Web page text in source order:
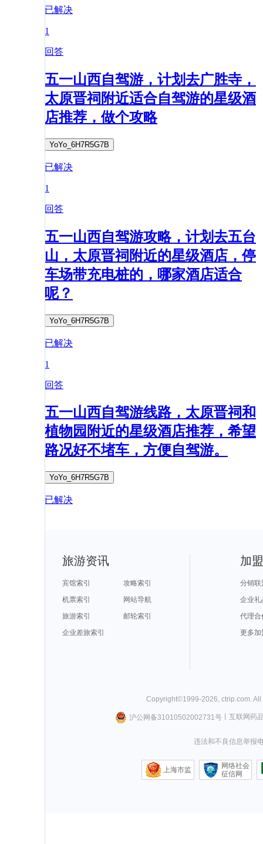
已解决
1
回答
五一山西自驾游，计划去广胜寺，
太原晋祠附近适合自驾游的星级酒
店推荐，做个攻略
YoYo_6H7R5G7B
已解决
1
回答
五一山西自驾游攻略，计划去五台
山，太原晋祠附近的星级酒店，停
车场带充电桩的，哪家酒店适合
呢？
YoYo_6H7R5G7B
已解决
1
回答
五一山西自驾游线路，太原晋祠和
植物园附近的星级酒店推荐，希望
路况好不堵车，方便自驾游。
YoYo_6H7R5G7B
已解决
旅游资讯
宾馆索引
攻略索引
机票索引
网站导航
旅游索引
邮轮索引
企业差旅索引
加
分销联
企业礼
代理合
更多加
Copyright©1999-2026, ctrip.com.
沪公网备31010502002731号丨 互联网药
违法和不良信息举报
上海市监
网络社会
征信网